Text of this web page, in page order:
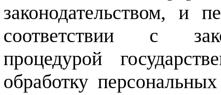
законодательством, и
соответствии с
процедурой
обработку